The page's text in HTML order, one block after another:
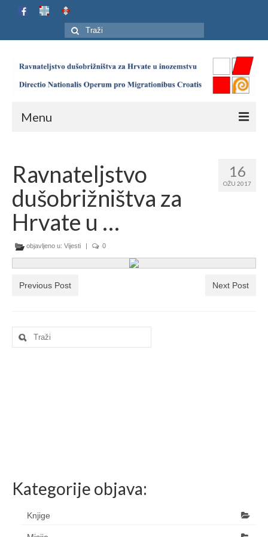
Search
for:
Menu
Ustroj
Adresar
Karta
Jubilej HIP-a
Ljetna škola
16
OŽU 2017
Ravnateljstvo
dušobrižništva za
Hrvate u …
objavljeno u: Vijesti | 0
Previous Post Next Post
Search
for:
Kategorije objava:
Knjige